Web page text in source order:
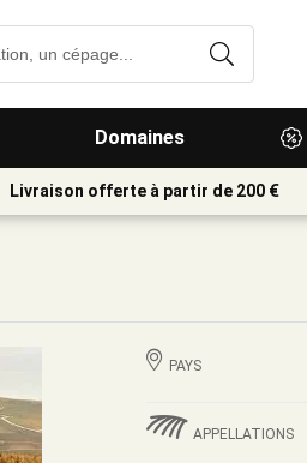
Domaines
Livraison offerte à partir de 200 €
PAYS
APPELLATIONS